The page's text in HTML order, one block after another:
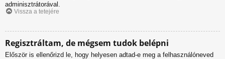
adminisztrátorával.
Vissza a tetejére
Regisztráltam, de mégsem tudok belépni
Először is ellenőrizd le, hogy helyesen adtad-e meg a felhasználóneved